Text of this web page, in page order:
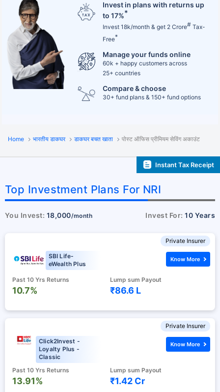
Invest in plans with returns up
to 17%*
Invest 18k/month & get 2 Crore# Tax-
Free*
Manage your funds online
60k + happy customers across
25+ countries
Compare & choose
30+ fund plans & 150+ fund options
Home भारतीय डाकघर डाकघर बचत खाता पोस्ट ऑफिस प्रीमियम सेविंग अकाउंट
Instant Tax Receipt
Top Investment Plans For NRI
You Invest: 18,000/month Invest For:10 Years
Private Insurer
SBI Life-
eWealth Plus
Past 10 Yrs Returns
10.7%
Lump sum Payout
₹86.6 L
Know More
Private Insurer
Click2Invest -
Loyalty Plus -
Classic
Past 10 Yrs Returns
13.91%
Lump sum Payout
₹1.42 Cr
Know More